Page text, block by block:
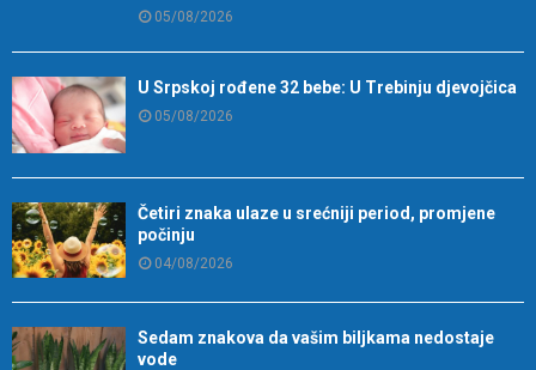
05/08/2026
U Srpskoj rođene 32 bebe: U Trebinju djevojčica
05/08/2026
Četiri znaka ulaze u srećniji period, promjene
počinju
04/08/2026
Sedam znakova da vašim biljkama nedostaje
vode